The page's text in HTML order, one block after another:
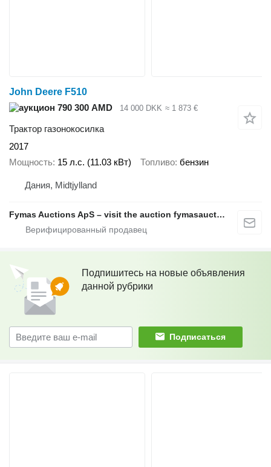
John Deere F510
790 300 AMD
14 000 DKK ≈ 1 873 €
Трактор газонокосилка
2017
Мощность 15 л.с. (11.03 кВт) Топливо бензин
Дания, Midtjylland
Fymas Auctions ApS – visit the auction fymasauctions.dk
Подпишитесь на новые объявления
данной рубрики
Подписаться